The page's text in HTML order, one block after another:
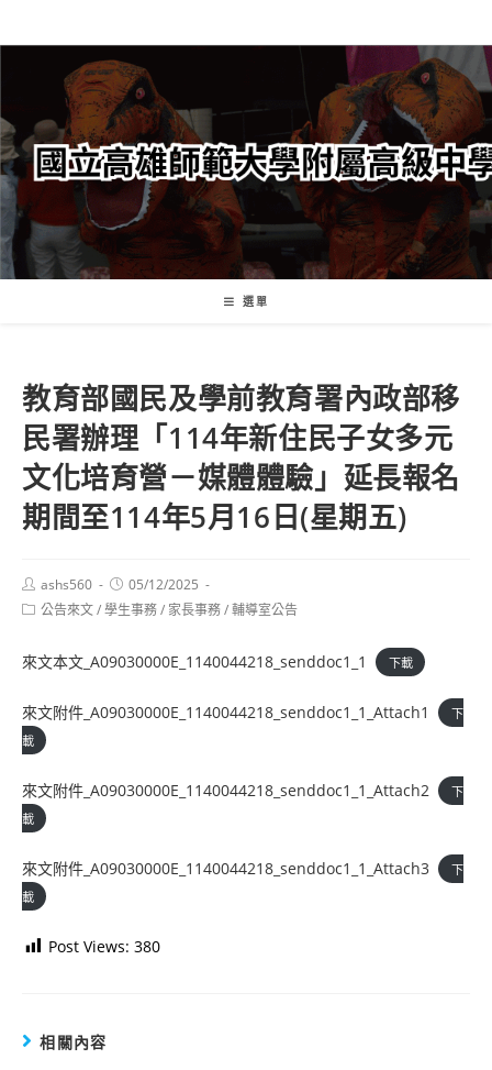
轉
要
內
容
選單
教育部國民及學前教育署內政部移
民署辦理「114年新住民子女多元
文化培育營－媒體體驗」延長報名
期間至114年5月16日(星期五)
Post
author:
ashs560
Post
published:
05/12/2025
Post公告來文/學生事務/ 家長事務/輔導室公告
來文本文_A09030000E_1140044218_senddoc1_1 下載
來文附件_A09030000E_1140044218_senddoc1_1_Attach1
下
載
來文附件_A09030000E_1140044218_senddoc1_1_Attach2
下
載
來文附件_A09030000E_1140044218_senddoc1_1_Attach3
下
載
Post Views: 380
相關內容